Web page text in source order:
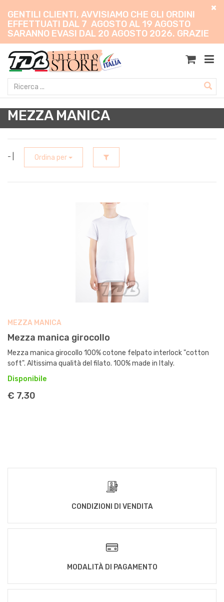
GENTILI CLIENTI, AVVISIAMO CHE GLI ORDINI
EFFETTUATI DAL 7 AGOSTO AL 19 AGOSTO
SARANNO EVASI DAL 20 AGOSTO 2026. GRAZIE
MEZZA MANICA
- | Ordina per
MEZZA MANICA
Mezza manica girocollo
Mezza manica girocollo 100% cotone felpato interlock "cotton
soft". Altissima qualità del filato. 100% made in Italy.
Disponibile
€ 7,30
CONDIZIONI DI VENDITA
MODALITÀ DI PAGAMENTO